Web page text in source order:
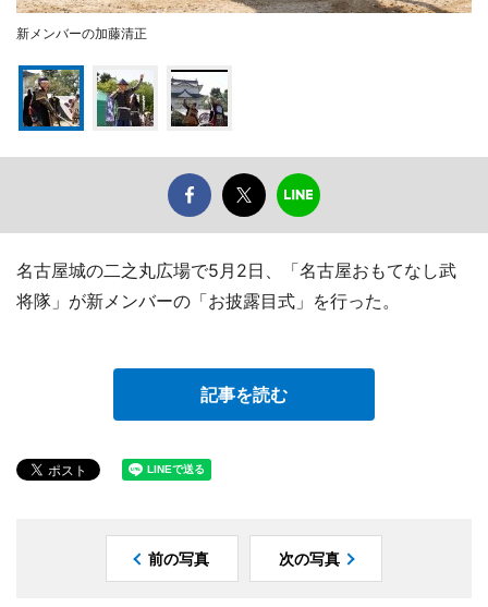
新メンバーの加藤清正
名古屋城の二之丸広場で5月2日、「名古屋おもてなし武
将隊」が新メンバーの「お披露目式」を行った。
記事を読む
前の写真 次の写真